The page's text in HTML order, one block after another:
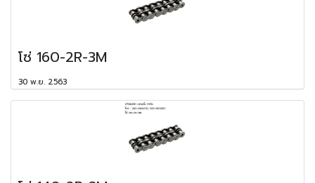
โซ่ 160-2R-3M
30 พ.ย. 2563